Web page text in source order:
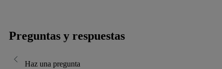
Preguntas y respuestas
Haz una pregunta